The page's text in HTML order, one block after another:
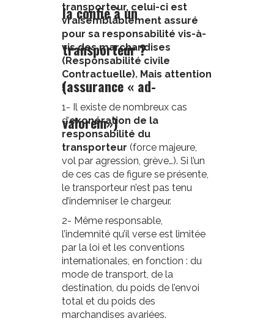
la confie à un
transporteur ?
(assurance « ad-
valorem»)
transporteur, celui-ci est
vraisemblablement assuré
pour sa responsabilité vis-à-
vis des marchandises
(Responsabilité civile
Contractuelle). Mais attention
!
1- Il existe de nombreux cas
d’exonération de la
responsabilité du
transporteur (force majeure,
vol par agression, grève…). Si l’un
de ces cas de figure se présente,
le transporteur n’est pas tenu
d’indemniser le chargeur.
2- Même responsable,
l’indemnité qu’il verse est limitée
par la loi et les conventions
internationales, en fonction : du
mode de transport, de la
destination, du poids de l’envoi
total et du poids des
marchandises avariées.